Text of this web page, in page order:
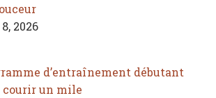
2026
d’entraînement débutant
courir un mile